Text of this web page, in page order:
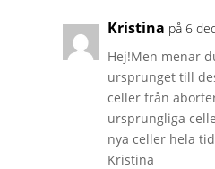
Kristina på 6
Hej!Men menar
ursprunget till
celler från
ursprungliga
nya celler hela
Kristina